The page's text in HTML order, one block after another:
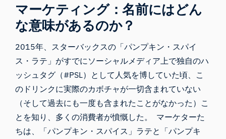
マーケティング：名前にはどん
な意味があるのか？
2015年、スターバックスの「パンプキン・スパイ
ス・ラテ」がすでにソーシャルメディア上で独自のハ
ッシュタグ（#PSL）として人気を博していた頃、こ
のドリンクに実際のカボチャが一切含まれていない
（そして過去にも一度も含まれたことがなかった）こ
とを知り、多くの消費者が憤慨した。 マーケターた
ちは、「パンプキン・スパイス」ラテと「パンプキ